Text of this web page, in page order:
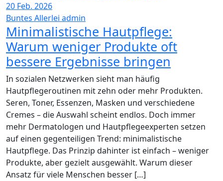
20 Feb. 2026
Buntes Allerlei admin
Minimalistische Hautpflege:
Warum weniger Produkte oft
bessere Ergebnisse bringen
In sozialen Netzwerken sieht man häufig
Hautpflegeroutinen mit zehn oder mehr Produkten.
Seren, Toner, Essenzen, Masken und verschiedene
Cremes – die Auswahl scheint endlos. Doch immer
mehr Dermatologen und Hautpflegeexperten setzen
auf einen gegenteiligen Trend: minimalistische
Hautpflege. Das Prinzip dahinter ist einfach – weniger
Produkte, aber gezielt ausgewählt. Warum dieser
Ansatz für viele Menschen besser […]